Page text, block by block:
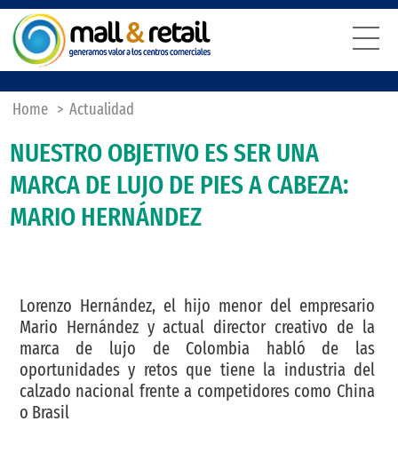
Home > Actualidad
NUESTRO OBJETIVO ES SER UNA
MARCA DE LUJO DE PIES A CABEZA:
MARIO HERNÁNDEZ
Lorenzo Hernández, el hijo menor del empresario
Mario Hernández y actual director creativo de la
marca de lujo de Colombia habló de las
oportunidades y retos que tiene la industria del
calzado nacional frente a competidores como China
o Brasil